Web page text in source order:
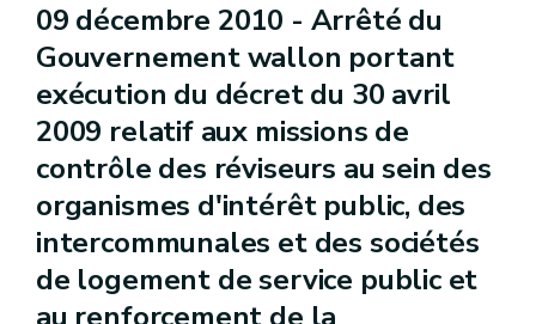
09 décembre 2010 - Arrêté du
Gouvernement wallon portant
exécution du décret du 30 avril
2009 relatif aux missions de
contrôle des réviseurs au sein des
organismes d'intérêt public, des
intercommunales et des sociétés
de logement de service public et